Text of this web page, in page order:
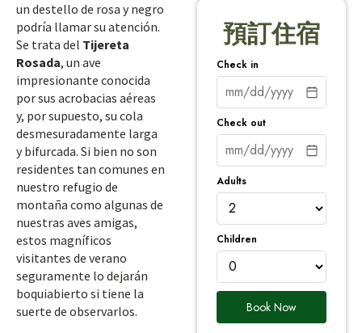
un destello de rosa y negro
podría llamar su atención.
Se trata del Tijereta
Rosada, un ave
impresionante conocida
por sus acrobacias aéreas
y, por supuesto, su cola
desmesuradamente larga
y bifurcada. Si bien no son
residentes tan comunes en
nuestro refugio de
montaña como algunas de
nuestras aves amigas,
estos magníficos
visitantes de verano
seguramente lo dejarán
boquiabierto si tiene la
suerte de observarlos.
預訂住宿
Check in
Check out
Adults
Children
Book Now